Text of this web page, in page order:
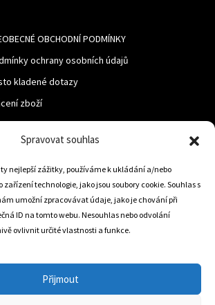
Spravovat souhlas
nejlepší zážitky, používáme k ukládání a/nebo
technologie, jako jsou soubory cookie. Souhlas s
umožní zpracovávat údaje, jako je chování při
ID na tomto webu. Nesouhlas nebo odvolání
ovlivnit určité vlastnosti a funkce.
Přijmout
OBCHODNÍ PODMÍNKY
ochrany osobních údajů
kladené dotazy
zboží
s.r.o.
M.R.Štefanika 518,
02801